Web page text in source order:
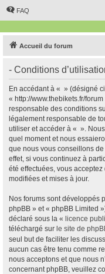
FAQ
Accueil du forum
- Conditions
En accédant à « » (désigné
« http://www.thebikets.fr/
responsable des conditions
légalement responsable de
utiliser et accéder à « ».
quel moment et nous
que nous vous conseillons
effet, si vous continuez à
été effectuées, vous
modifiées et mises à jour.
Nos forums sont développés
phpBB » et « phpBB Limited
déclaré sous la « licence
téléchargé sur le site de
seul but de faciliter les
aucun cas être tenu comme
nous acceptons et que nous
concernant phpBB, veuillez